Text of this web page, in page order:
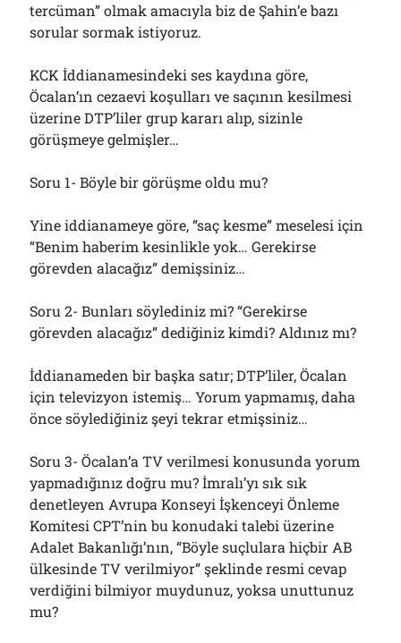
tercüman” olmak amacıyla biz de Şahin’e bazı
sorular sormak istiyoruz.
KCK İddianamesindeki ses kaydına göre,
Öcalan’ın cezaevi koşulları ve saçının kesilmesi
üzerine DTP’liler grup kararı alıp, sizinle
görüşmeye gelmişler…
Soru 1- Böyle bir görüşme oldu mu?
Yine iddianameye göre, “saç kesme” meselesi için
“Benim haberim kesinlikle yok… Gerekirse
görevden alacağız” demişsiniz…
Soru 2- Bunları söylediniz mi? “Gerekirse
görevden alacağız” dediğiniz kimdi? Aldınız mı?
İddianameden bir başka satır; DTP’liler, Öcalan
için televizyon istemiş… Yorum yapmamış, daha
önce söylediğiniz şeyi tekrar etmişsiniz…
Soru 3- Öcalan’a TV verilmesi konusunda yorum
yapmadığınız doğru mu? İmralı’yı sık sık
denetleyen Avrupa Konseyi İşkenceyi Önleme
Komitesi CPT’nin bu konudaki talebi üzerine
Adalet Bakanlığı’nın, “Böyle suçlulara hiçbir AB
ülkesinde TV verilmiyor” şeklinde resmi cevap
verdiğini bilmiyor muydunuz, yoksa unuttunuz
mu?